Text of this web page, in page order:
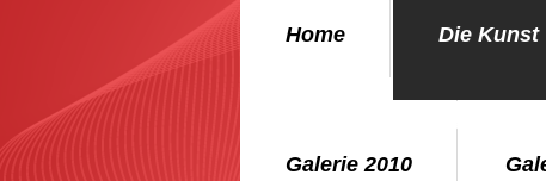
Home Die Kunst
Galerie 2010